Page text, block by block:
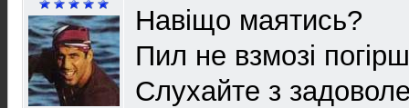
Навіщо маятись?
Пил не взмозі
Слухайте з